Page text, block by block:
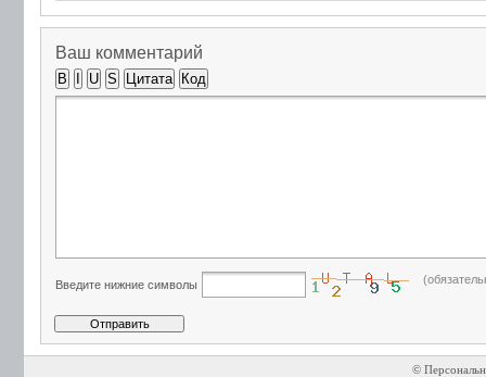
Ваш комментарий
B U S Цитата Код
Введите нижние символы
©